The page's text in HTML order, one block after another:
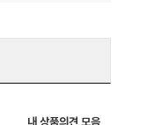
내 상품의견 모음